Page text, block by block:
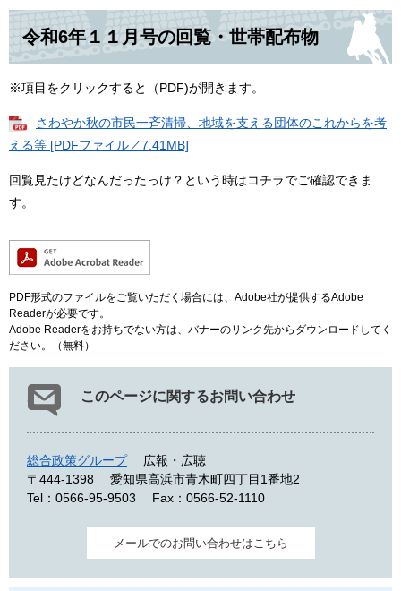
令和6年１１月号の回覧・世帯配布物
※項目をクリックすると（PDF)が開きます。
さわやか秋の市民一斉清掃、地域を支える団体のこれからを考
える等 [PDFファイル／7.41MB]
回覧見たけどなんだったっけ？という時はコチラでご確認できま
す。
PDF形式のファイルをご覧いただく場合には、Adobe社が提供するAdobe
Readerが必要です。
Adobe Readerをお持ちでない方は、バナーのリンク先からダウンロードしてく
ださい。（無料）
このページに関するお問い合わせ
総合政策グループ
広報・広聴
〒444-1398
愛知県高浜市青木町四丁目1番地2
Tel：0566-95-9503
Fax：0566-52-1110
メールでのお問い合わせはこちら